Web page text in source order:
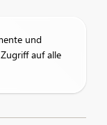
und
auf alle